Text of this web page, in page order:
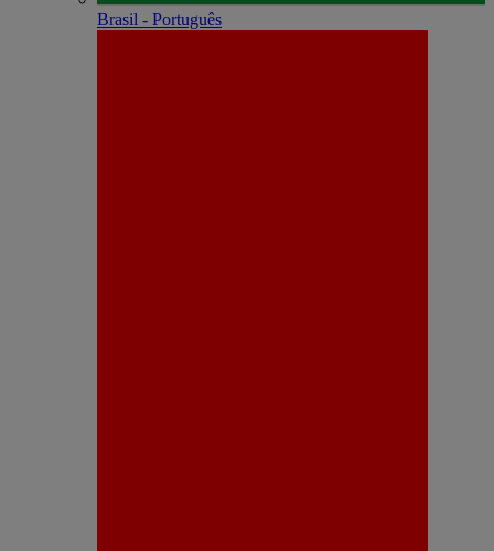
Brasil - Português